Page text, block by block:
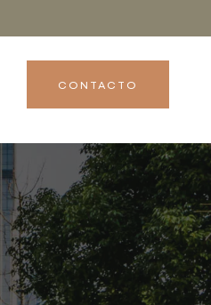
CONTACTO